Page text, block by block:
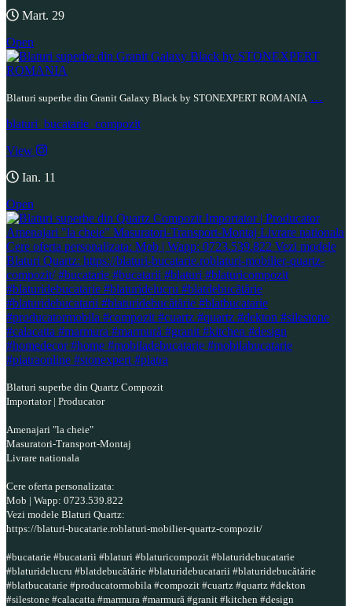
Mart. 29
Open
Blaturi superbe din Granit Galaxy Black by STONEXPERT ROMANIA …
blaturi_bucatarie_compozit
View
Ian. 11
Open
Blaturi superbe din Quartz Compozit
Importator | Producator
Amenajari "la cheie"
Masuratori-Transport-Montaj
Livrare nationala
Cere oferta personalizata:
Mob | Wapp: 0723.539.822
Vezi modele Blaturi Quartz:
https://blaturi-bucatarie.roblaturi-mobilier-quartz-compozit/
#bucatarie #bucatarii #blaturi #blaturicompozit #blaturidebucatarie
#blaturidelucru #blatdebucătărie #blaturidebucatarii #blaturidebucătărie
#blatbucatarie #producatormobila #compozit #cuartz #quartz #dekton
#silestone #calacatta #marmura #marmură #granit #kitchen #design